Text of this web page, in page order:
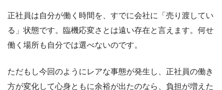
正社員は自分が働く時間を、すでに会社に「売り渡してい
る」状態です。臨機応変さとは遠い存在と言えます。何せ
働く場所も自分では選べないのです。
ただもし今回のようにレアな事態が発生し、正社員の働き
方が変化して心身ともに余裕が出たのなら、負担が増えた